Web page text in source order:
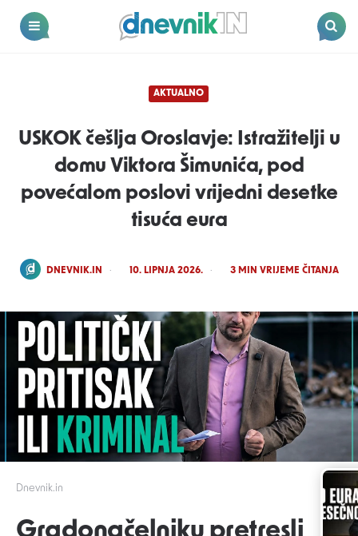
Dnevnik.in
Dnevnik.in
AKTUALNO
USKOK češlja Oroslavje: Istražitelji u
domu Viktora Šimunića, pod
povećalom poslovi vrijedni desetke
tisuća eura
POSTED
DNEVNIK.IN 10. LIPNJA 2026. 3MIN VRIJEME ČITANJA